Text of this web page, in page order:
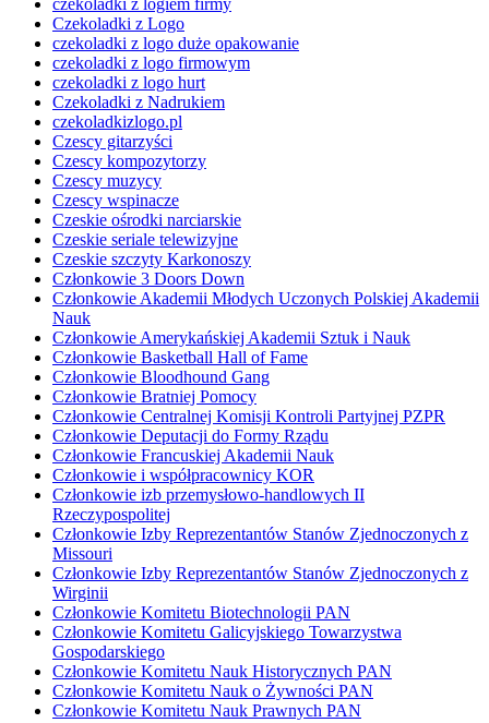
czekoladki z logiem firmy
Czekoladki z Logo
czekoladki z logo duże opakowanie
czekoladki z logo firmowym
czekoladki z logo hurt
Czekoladki z Nadrukiem
czekoladkizlogo.pl
Czescy gitarzyści
Czescy kompozytorzy
Czescy muzycy
Czescy wspinacze
Czeskie ośrodki narciarskie
Czeskie seriale telewizyjne
Czeskie szczyty Karkonoszy
Członkowie 3 Doors Down
Członkowie Akademii Młodych Uczonych Polskiej Akademii
Nauk
Członkowie Amerykańskiej Akademii Sztuk i Nauk
Członkowie Basketball Hall of Fame
Członkowie Bloodhound Gang
Członkowie Bratniej Pomocy
Członkowie Centralnej Komisji Kontroli Partyjnej PZPR
Członkowie Deputacji do Formy Rządu
Członkowie Francuskiej Akademii Nauk
Członkowie i współpracownicy KOR
Członkowie izb przemysłowo-handlowych II
Rzeczypospolitej
Członkowie Izby Reprezentantów Stanów Zjednoczonych z
Missouri
Członkowie Izby Reprezentantów Stanów Zjednoczonych z
Wirginii
Członkowie Komitetu Biotechnologii PAN
Członkowie Komitetu Galicyjskiego Towarzystwa
Gospodarskiego
Członkowie Komitetu Nauk Historycznych PAN
Członkowie Komitetu Nauk o Żywności PAN
Członkowie Komitetu Nauk Prawnych PAN